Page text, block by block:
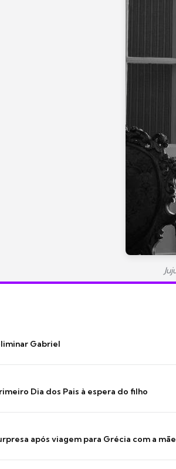
Gabriel
Dia dos Pais à espera do filho
após viagem para Grécia com a mãe